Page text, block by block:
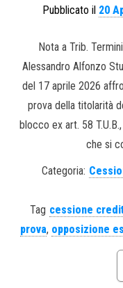
Pubblicato il 20
Nota a Trib.
Alessandro Alfonzo
del 17 aprile 2026
prova della titolarità
blocco ex art. 58
che si
Categoria:
Tag cessione
prova, opposizione